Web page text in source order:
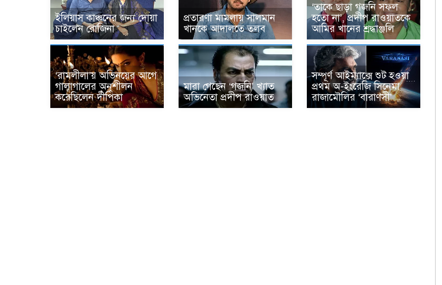
ইলিয়াস কাঞ্চনের জন্য দোয়া
চাইলেন রোজিনা
প্রতারণা মামলায় সালমান
খানকে আদালতে তলব
‘তাকে ছাড়া গজনি সফল
হতো না’, প্রদীপ রাওয়াতকে
আমির খানের শ্রদ্ধাঞ্জলি
‘রামলীলা’য় অভিনয়ের আগে
গালাগালের অনুশীলন
করেছিলেন দীপিকা
মারা গেছেন ‘গজনি’ খ্যাত
অভিনেতা প্রদীপ রাওয়াত
সম্পূর্ণ আইম্যাক্সে শুট হওয়া
প্রথম অ-ইংরেজি সিনেমা
রাজামৌলির ‘বারাণসী’